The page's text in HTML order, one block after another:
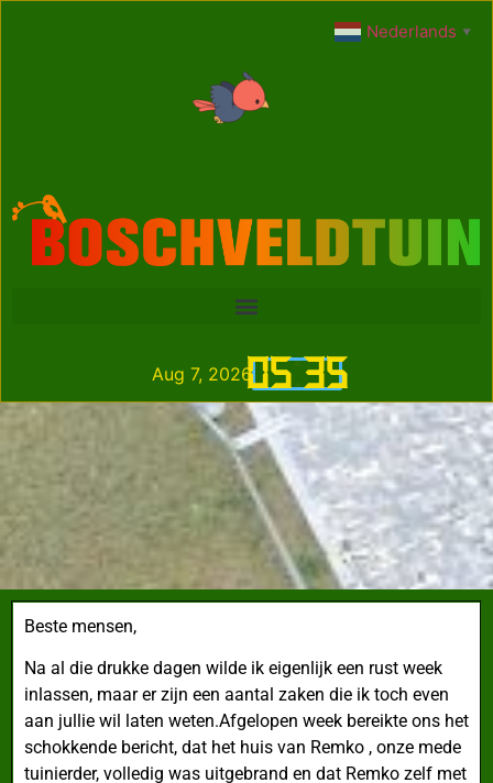
05:35
Aug 7, 2026
Beste mensen,
Na al die drukke dagen wilde ik eigenlijk een rust week
inlassen, maar er zijn een aantal zaken die ik toch even
aan jullie wil laten weten.Afgelopen week bereikte ons het
schokkende bericht, dat het huis van Remko , onze mede
tuinierder, volledig was uitgebrand en dat Remko zelf met
Nederlands ▼